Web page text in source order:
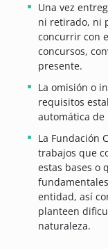
Una vez
ni retirado, ni
concurrir con
concursos,
presente.
La omisión o
requisitos
automática
La Fundación
trabajos que
estas bases o
entidad, así
planteen
naturaleza.